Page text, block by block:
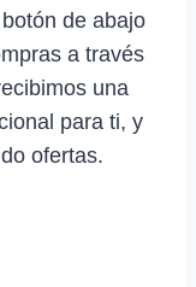
de abajo
a través
una
para ti, y
ofertas.